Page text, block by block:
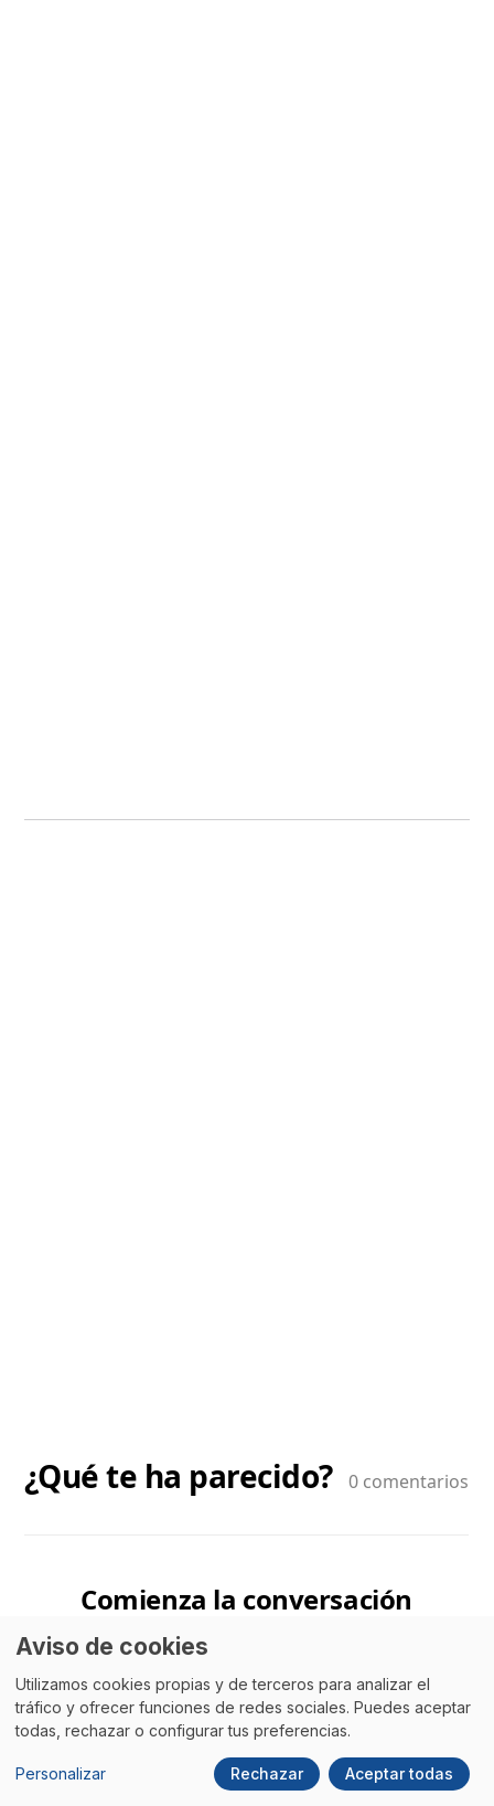
Aviso de cookies
Utilizamos cookies propias y de terceros para analizar el
tráfico y ofrecer funciones de redes sociales. Puedes aceptar
todas, rechazar o configurar tus preferencias.
Personalizar Rechazar Aceptar todas